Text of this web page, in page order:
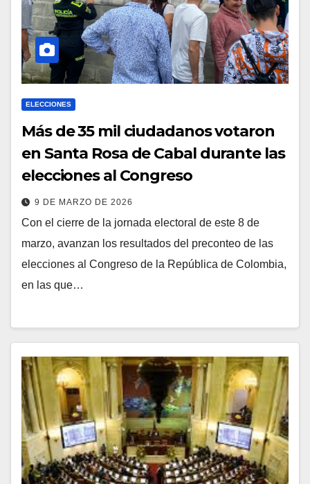
ELECCIONES
Más de 35 mil ciudadanos votaron
en Santa Rosa de Cabal durante las
elecciones al Congreso
9 DE MARZO DE 2026
Con el cierre de la jornada electoral de este 8 de
marzo, avanzan los resultados del preconteo de las
elecciones al Congreso de la República de Colombia,
en las que…